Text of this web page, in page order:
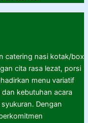
catering nasi kotak/box
cita rasa lezat, porsi
menu variatif
kebutuhan acara
Dengan